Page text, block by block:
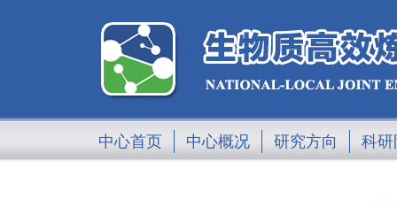
中心首页 中心概况 研究方向 科研